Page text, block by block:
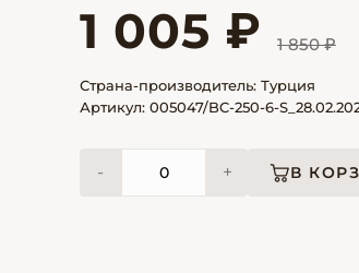
1 005 ₽ 1 850 ₽
Страна-производитель: Турция
Артикул: 005047/BC-250-6-
- + В